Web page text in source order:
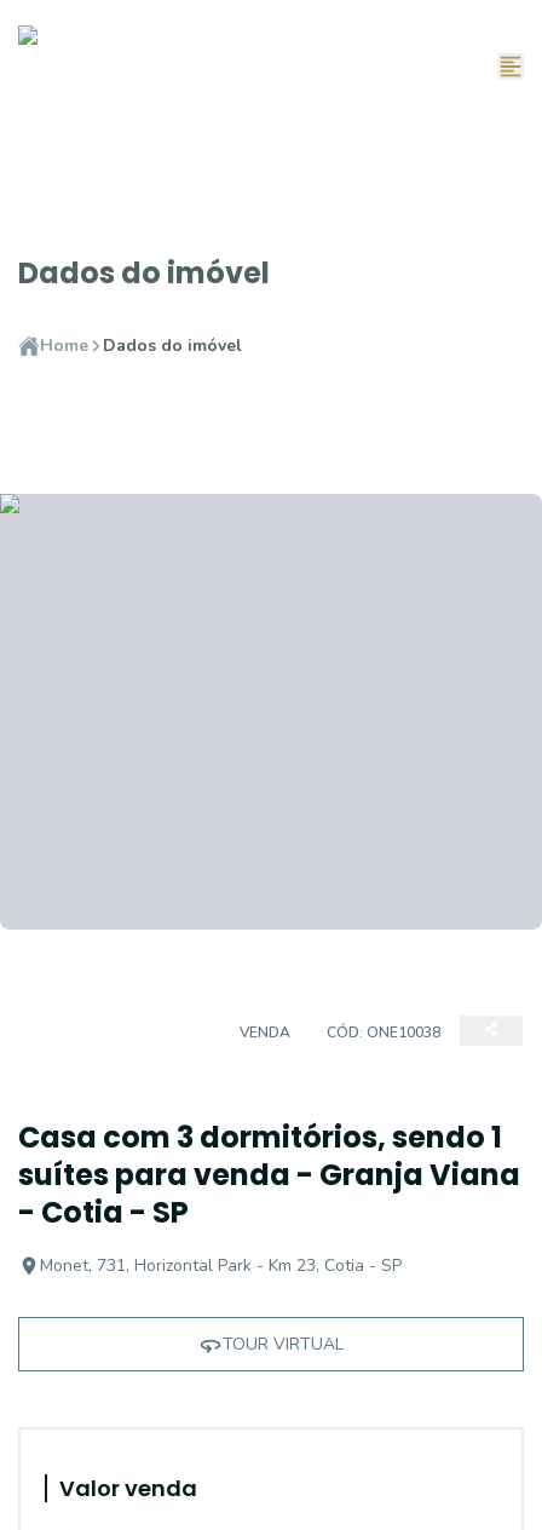
Dados do imóvel
Home Dados do imóvel
VENDA CÓD: ONE10038
Casa com 3 dormitórios, sendo 1
suítes para venda - Granja Viana
- Cotia - SP
Monet, 731, Horizontal Park - Km 23, Cotia - SP
TOUR VIRTUAL
Valor venda